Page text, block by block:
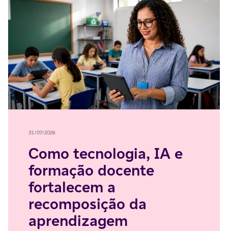
31/07/2026
Como tecnologia, IA e
formação docente
fortalecem a
recomposição da
aprendizagem